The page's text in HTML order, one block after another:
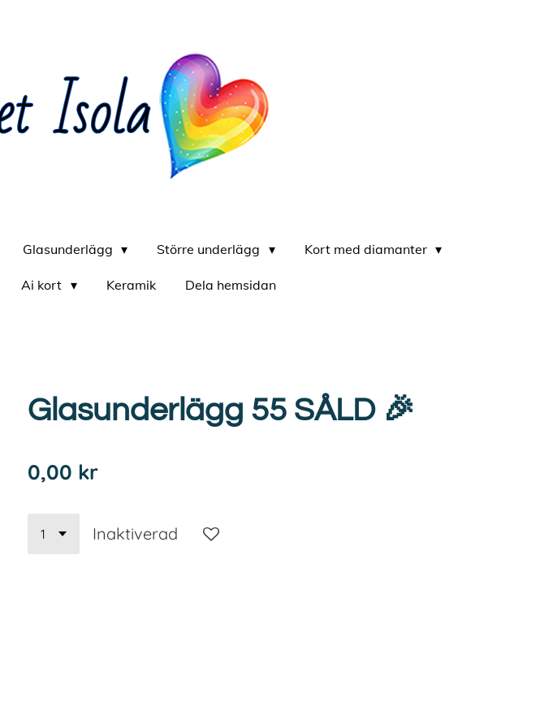
Glasunderlägg Större underlägg Kort med diamanter
Ai kort Keramik Dela hemsidan
Glasunderlägg 55 SÅLD 🎉
0,00 kr
Inaktiverad